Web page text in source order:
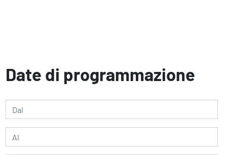
Date di programmazione